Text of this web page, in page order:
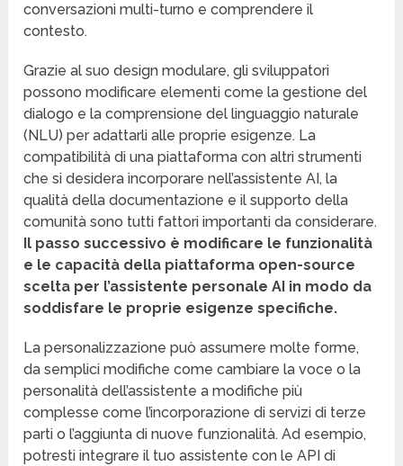
conversazioni multi-turno e comprendere il
contesto.
Grazie al suo design modulare, gli sviluppatori
possono modificare elementi come la gestione del
dialogo e la comprensione del linguaggio naturale
(NLU) per adattarli alle proprie esigenze. La
compatibilità di una piattaforma con altri strumenti
che si desidera incorporare nell’assistente AI, la
qualità della documentazione e il supporto della
comunità sono tutti fattori importanti da considerare.
Il passo successivo è modificare le funzionalità
e le capacità della piattaforma open-source
scelta per l’assistente personale AI in modo da
soddisfare le proprie esigenze specifiche.
La personalizzazione può assumere molte forme,
da semplici modifiche come cambiare la voce o la
personalità dell’assistente a modifiche più
complesse come l’incorporazione di servizi di terze
parti o l’aggiunta di nuove funzionalità. Ad esempio,
potresti integrare il tuo assistente con le API di